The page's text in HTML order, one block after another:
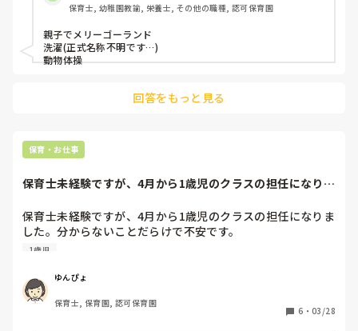
保育士, 幼稚園教諭, 栄養士, その他の職種, 認可保育園
親子でメリーゴーランド
洗濯(正式名称不明です…)
動物体操
回答をもっと見る
保育・お仕事
保育士未経験ですが、4月から1歳児のクラスの担任になりま
保育士未経験ですが、4月から1歳児のクラスの担任になりま
した。分からないことだらけで不安です。
何に気をつけないといけないのか、色んな体験談、アドバイ
1歳児
ゆんぴょ
保育士, 保育園, 認可保育園
6 ・ 03/28